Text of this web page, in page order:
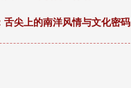
舌尖上的南洋风情与文化密码